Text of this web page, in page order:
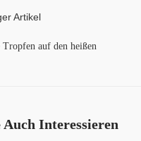
Artikel
auf den heißen
Auch Interessieren